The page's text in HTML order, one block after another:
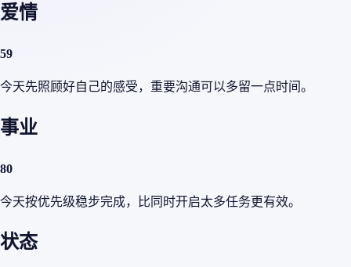
爱情
59
今天先照顾好自己的感受，重要沟通可以多留一点时间。
事业
80
今天按优先级稳步完成，比同时开启太多任务更有效。
状态